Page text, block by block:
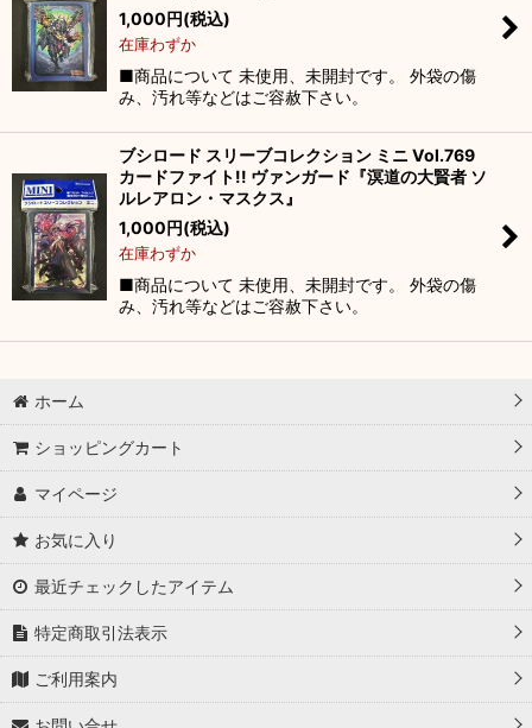
1,000円(税込)
在庫わずか
■商品について 未使用、未開封です。 外袋の傷
み、汚れ等などはご容赦下さい。
ブシロード スリーブコレクション ミニ Vol.769
カードファイト!! ヴァンガード『溟道の大賢者 ソ
ルレアロン・マスクス』
1,000円(税込)
在庫わずか
■商品について 未使用、未開封です。 外袋の傷
み、汚れ等などはご容赦下さい。
ホーム
ショッピングカート
マイページ
お気に入り
最近チェックしたアイテム
特定商取引法表示
ご利用案内